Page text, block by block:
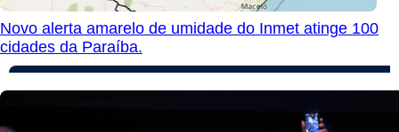
Novo alerta amarelo de umidade do Inmet atinge 100
cidades da Paraíba.